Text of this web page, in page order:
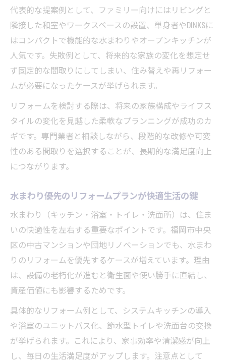
代表的な提案例として、ファミリー向けにはリビングと
隣接した和室やワークスペースの設置、単身者やDINKSに
はコンパクトで機能的な水まわりやオープンキッチンが
人気です。失敗例として、将来的な家族の変化を想定せ
ず固定的な間取りにしてしまい、住み替えや再リフォー
ムが必要になったケースが挙げられます。
リフォームを検討する際は、将来の家族構成やライフス
タイルの変化を見越した柔軟なプランニングが成功のカ
ギです。専門業者と相談しながら、段階的な改修や可変
性のある間取りを選択することが、長期的な満足度向上
につながります。
水まわり優先のリフォームプランが快適生活の鍵
水まわり（キッチン・浴室・トイレ・洗面所）は、住ま
いの快適性を左右する重要なポイントです。福岡市中央
区の中古マンションや団地リノベーションでも、水まわ
りのリフォームを優先するケースが増えています。理由
は、設備の老朽化が進むと衛生面や使い勝手に直結し、
資産価値にも影響するためです。
具体的なリフォーム例として、システムキッチンの導入
や浴室のユニットバス化、節水型トイレや洗面台の交換
が挙げられます。これにより、家事効率や清潔感が向上
し、毎日の生活満足度がアップします。注意点として